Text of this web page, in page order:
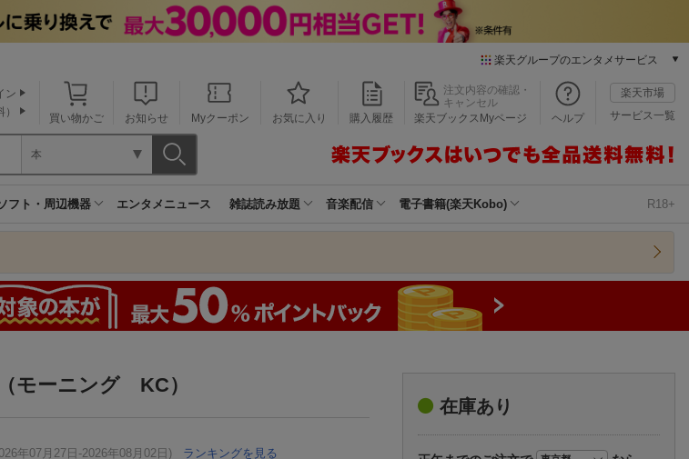
楽天グループのエンタメサービス
本/ゲーム/CD/DVD
楽天ブックス
楽天Kobo
エンタメニュース
推し楽
買い物かご お知らせ Myクーポン お気に入り 購入履歴
注文内容の確認・
キャンセル
楽天ブックスMyページ
ヘルプ
楽天市場
サービス一覧
ン
本
フト・周辺機器 エンタメニュース 雑誌読み放題 音楽配信 電子書籍(楽天Kobo) R18+
モーニング KC）
年07月27日-2026年08月02日)
ランキングを見る
在庫あり